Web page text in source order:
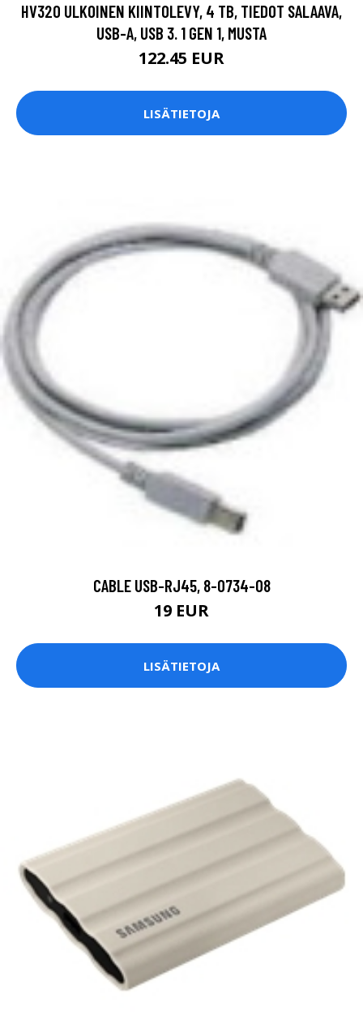
HV320 ULKOINEN KIINTOLEVY, 4 TB, TIEDOT SALAAVA,
USB-A, USB 3. 1 GEN 1, MUSTA
122.45 EUR
LISÄTIETOJA
CABLE USB-RJ45, 8-0734-08
19 EUR
LISÄTIETOJA